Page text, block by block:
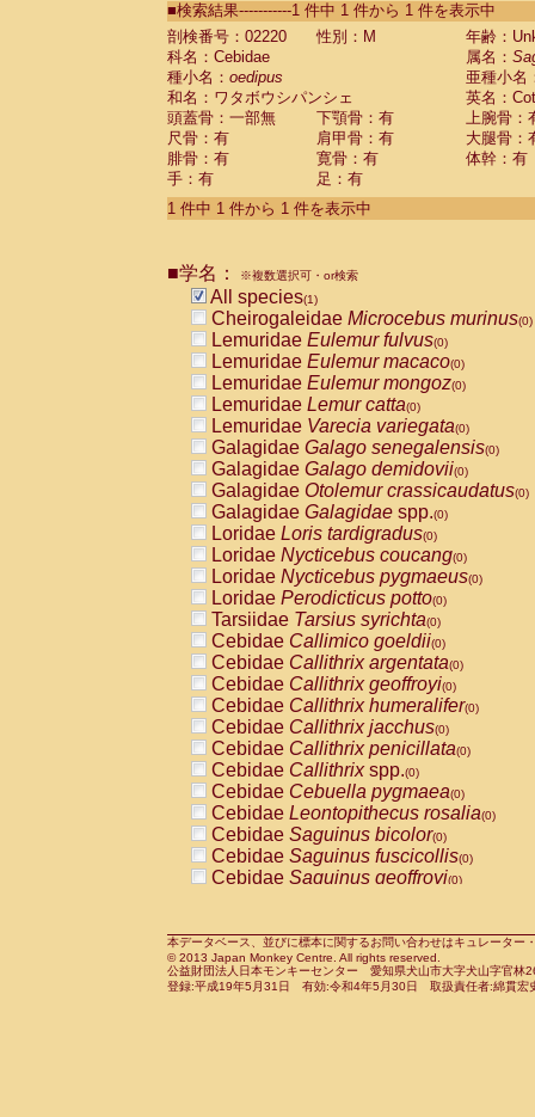
CebidaeSaguinus labiatus(0)
Cebidae Saguinus leucopus (0)
Cebidae
Cebidae
CebidaeSaguinus nigricollis (0)
Cebidae Saguinus oedipus
Cebidae Saguinus weddelli
Cebidae Saguinusspp.
Cebidae Aotus trivirgatus
Cebidae Cebus albifrons
CebidaeCebus nigrivittatus
CebidaeCebus
CebidaeSaimiri boliviensis(0)
CebidaeSaimiri sciureus(0)
AtelidaeAlouatta caraya(0)
AtelidaeAlouatta fusca(0)
AtelidaeAlouatta seniculus
AtelidaeAlouattaspp.(0)
AtelidaeAteles belzebuth(0)
AtelidaeAteles geoffroyi(0)
AtelidaeAteles paniscus(0)
AtelidaeAtelesspp.(0)
Atelidae Lagothrix lagothricha
AtelidaeLagothrix lagothricha cana
PitheciidaeCacajao calvus
PitheciidaeCallicebus cupreus
PitheciidaeCallicebus donacophilus
PitheciidaeCallicebus moloch
PitheciidaeCallicebus torquatus
PitheciidaeCallicebusspp.(0)
PitheciidaeChiropotes satanas(0)
PitheciidaePithecia monachus
PitheciidaePithecia pithecia(0)
CercopithecidaeCercocebus agilis
CercopithecidaeCercocebus
CercopithecidaeCercocebus
CercopithecidaeCercocebus
CercopithecidaeCercocebus
CercopithecidaeCercocebushybrid
CercopithecidaePapio anubis(0)
CercopithecidaePapio cynocephalus
CercopithecidaePapio hamadryas(0)
■検索結果-----------1 件中 1 件から 1 件を表示中
剖検番号：02220
性別：M
年齢：
科名：Cebidae
属名：
種小名： oedipus
亜種小名
和名：ワタボウシパンシェ
英名：
頭蓋骨：一部無
下顎骨：有
上腕骨：
尺骨：有
肩甲骨：有
大腿骨：
腓骨：有
寛骨：有
体幹：有
手：有
足：有
1 件中 1 件から 1 件を表示中
■学名： ※複数選択可・or検索
All species(1)
Cheirogaleidae Microcebus murinus(0)
Lemuridae Eulemur fulvus(0)
Lemuridae Eulemur macaco(0)
Lemuridae Eulemur mongoz(0)
Lemuridae Lemur catta(0)
Lemuridae Varecia variegata(0)
Galagidae Galago senegalensis(0)
Galagidae Galago demidovii(0)
Galagidae Otolemur crassicaudatus(0)
Galagidae Galagidae spp.(0)
Loridae Loris tardigradus(0)
Loridae Nycticebus coucang(0)
Loridae Nycticebus pygmaeus(0)
Loridae Perodicticus potto(0)
Tarsiidae Tarsius syrichta(0)
Cebidae Callimico goeldii(0)
Cebidae Callithrix argentata(0)
Cebidae Callithrix geoffroyi(0)
Cebidae Callithrix humeralifer(0)
Cebidae Callithrix jacchus(0)
Cebidae Callithrix penicillata(0)
Cebidae Callithrixspp.(0)
Cebidae Cebuella pygmaea(0)
Cebidae Leontopithecus rosalia(0)
Cebidae Saguinus bicolor(0)
Cebidae Saguinus fuscicollis(0)
Cebidae Saguinus geoffroyi(0)
CebidaeSaguinus leucopus(0)
CebidaeSaguinus midas(0)
Cebidae Saguinus mystax(0)
本データベース、並びに標本に関するお問い合わせはキュレータ
© 2013 Japan Monkey Centre. All rights reserved.
公益財団法人日本モンキーセンター 愛知県犬山市大字犬山字官
登録:平成19年5月31日 有効:令和4年5月30日 取扱責任者:綿貫宏